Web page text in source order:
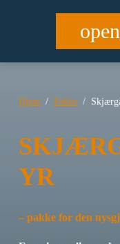
Hjem Pakke
YR
– pakke for den